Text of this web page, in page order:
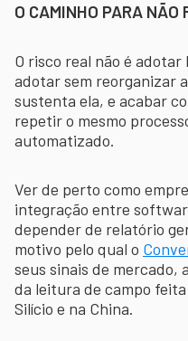
O CAMINHO PARA NÃO
O risco real não é
adotar sem reorganizar
sustenta ela, e acabar
repetir o mesmo
automatizado.
Ver de perto como
integração entre
depender de relatório
motivo pelo qual o
seus sinais de mercado,
da leitura de campo
Silício e na China.